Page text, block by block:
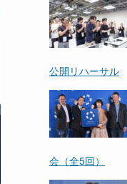
公開リハーサル
会（全5回）